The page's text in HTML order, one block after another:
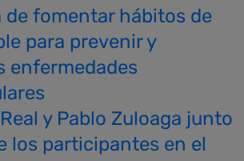
y Pablo Zuloaga junto
los participantes en el